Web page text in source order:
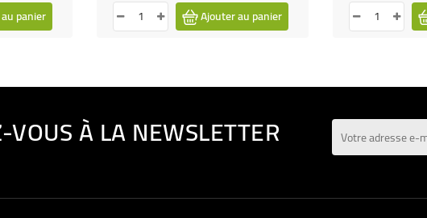
panier
Ajouter au panier
VOUS À LA NEWSLETTER